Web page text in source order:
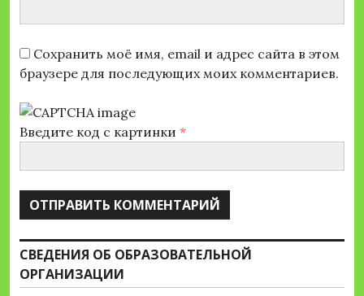
Сохранить моё имя, email и адрес сайта в этом
браузере для последующих моих комментариев.
Введите код с картинки *
СВЕДЕНИЯ ОБ ОБРАЗОВАТЕЛЬНОЙ
ОРГАНИЗАЦИИ